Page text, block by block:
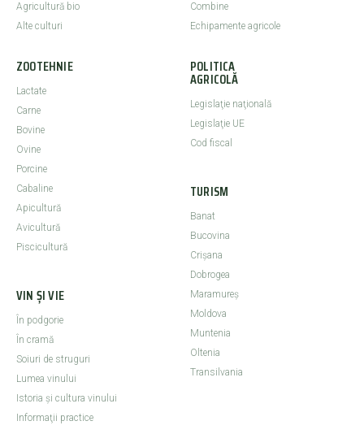
Agricultură bio
Alte culturi
Combine
Echipamente agricole
ZOOTEHNIE
Lactate
Carne
Bovine
Ovine
Porcine
Cabaline
Apicultură
Avicultură
Piscicultură
VIN ȘI VIE
În podgorie
În cramă
Soiuri de struguri
Lumea vinului
Istoria şi cultura vinului
Informaţii practice
POLITICA
AGRICOLĂ
Legislaţie naţională
Legislaţie UE
Cod fiscal
TURISM
Banat
Bucovina
Crişana
Dobrogea
Maramureş
Moldova
Muntenia
Oltenia
Transilvania